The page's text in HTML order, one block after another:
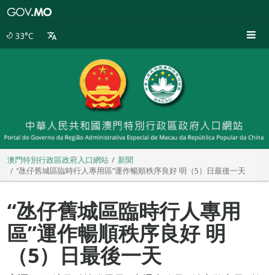
33°C
澳門特別行政區政府入口網站
新聞
“氹仔舊城區臨時行人專用區”運作暢順秩序良好 明（5）日最後一天
“氹仔舊城區臨時行人專用
區”運作暢順秩序良好 明
（5）日最後一天